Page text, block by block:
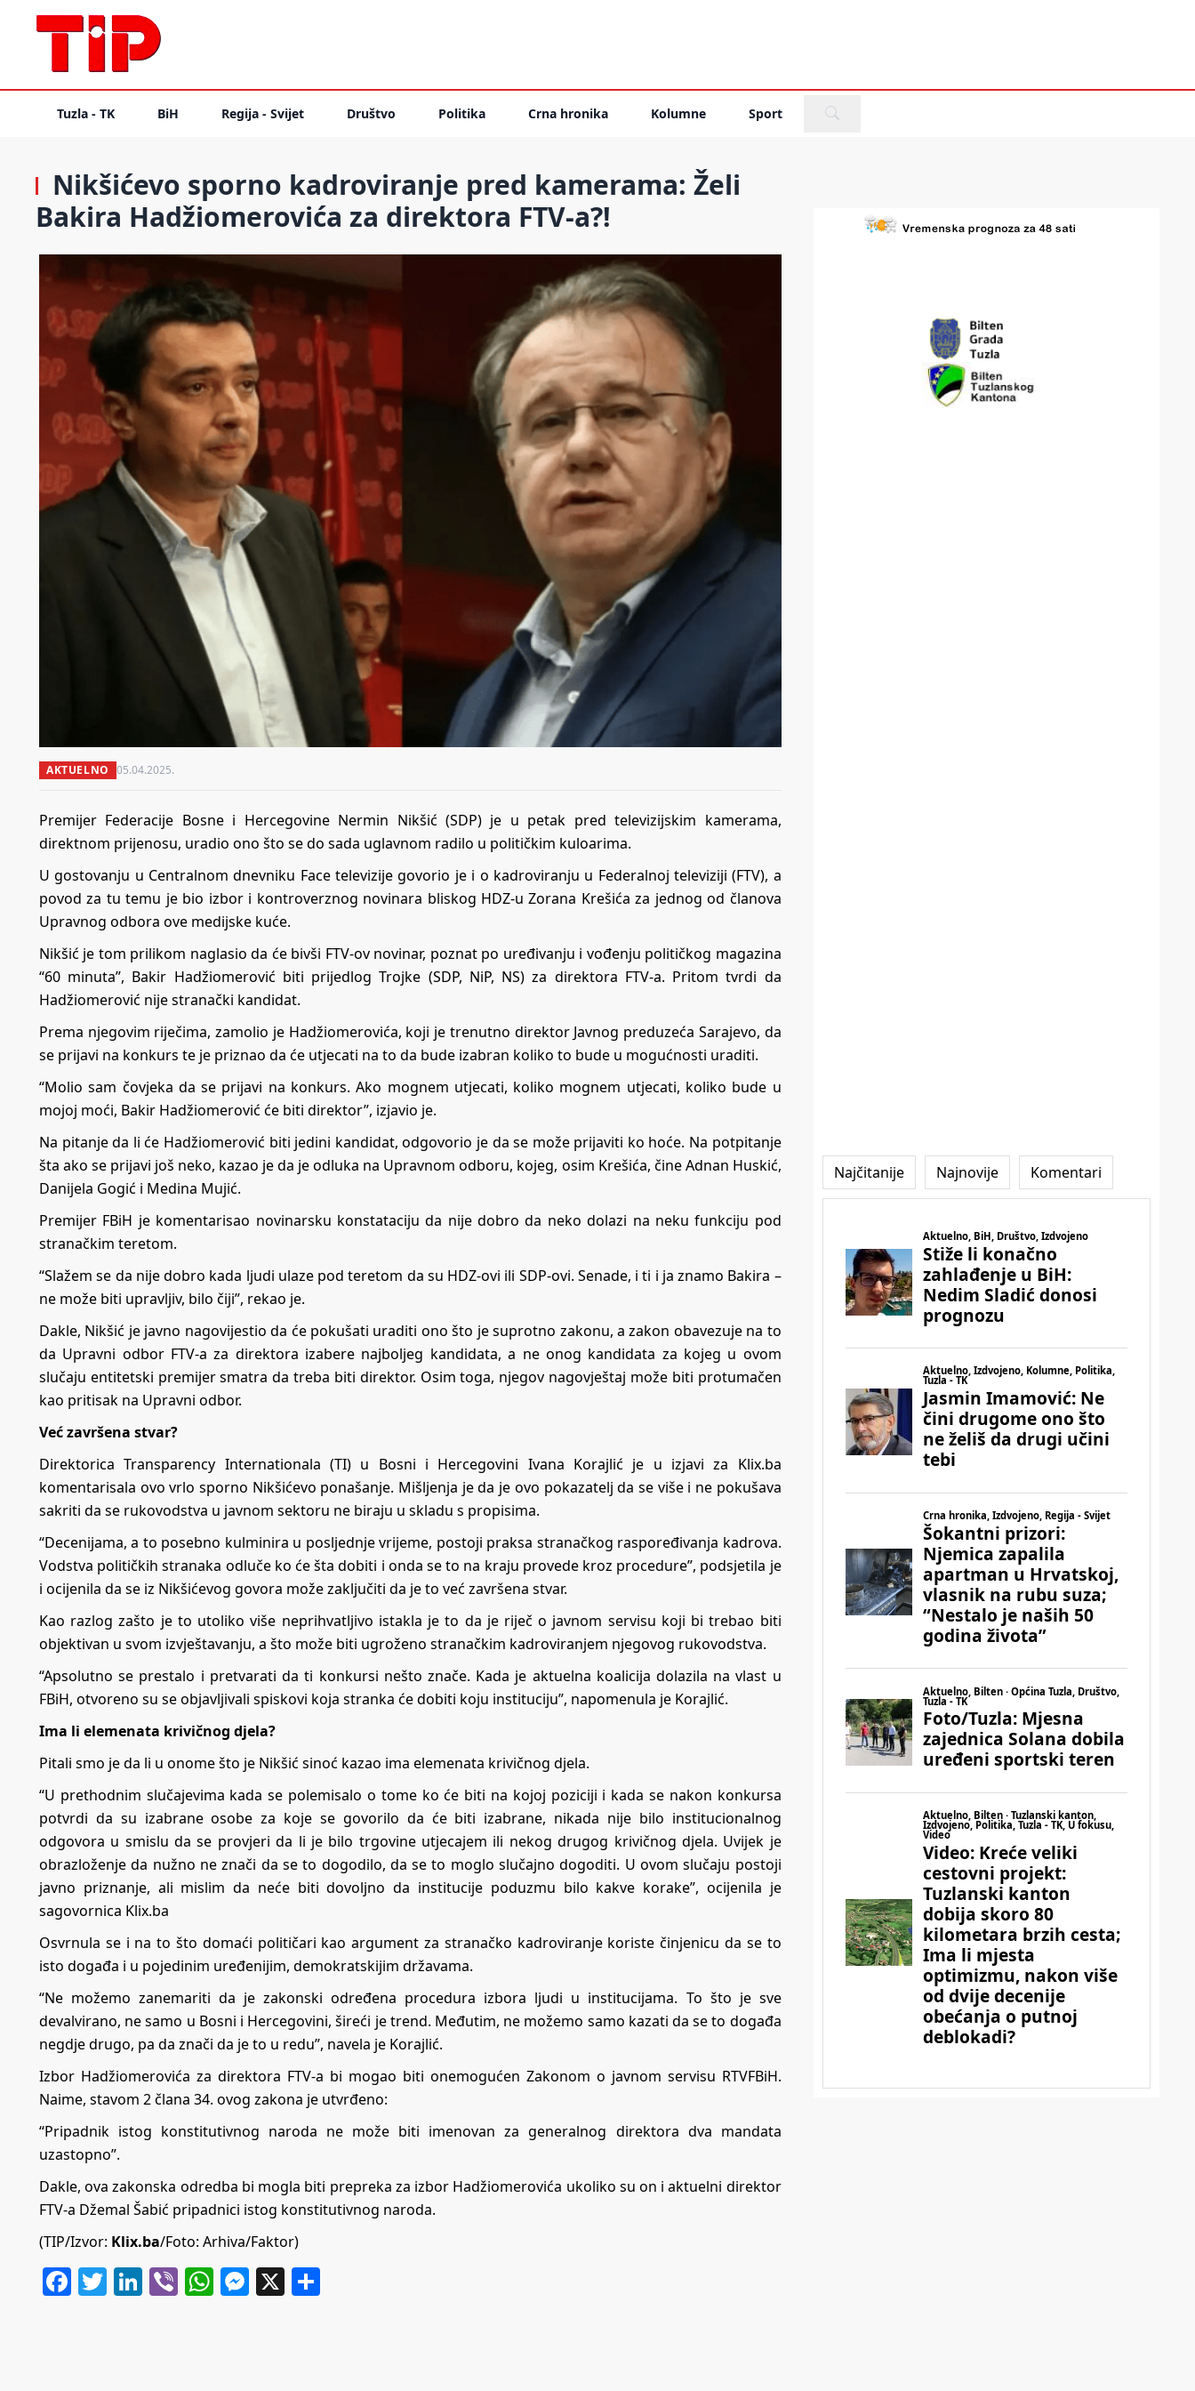
Tuzla - TK BiH Regija - Svijet Društvo Politika Crna hronika Kolumne Sport
Nikšićevo sporno kadroviranje pred kamerama: Želi
Bakira Hadžiomerovića za direktora FTV-a?!
AKTUELNO 05.04.2025.
Premijer Federacije Bosne i Hercegovine Nermin Nikšić (SDP) je u petak pred televizijskim kamerama,
direktnom prijenosu, uradio ono što se do sada uglavnom radilo u političkim kuloarima.
U gostovanju u Centralnom dnevniku Face televizije govorio je i o kadroviranju u Federalnoj televiziji (FTV), a
povod za tu temu je bio izbor i kontroverznog novinara bliskog HDZ-u Zorana Krešića za jednog od članova
Upravnog odbora ove medijske kuće.
Nikšić je tom prilikom naglasio da će bivši FTV-ov novinar, poznat po uređivanju i vođenju političkog magazina
“60 minuta”, Bakir Hadžiomerović biti prijedlog Trojke (SDP, NiP, NS) za direktora FTV-a. Pritom tvrdi da
Hadžiomerović nije stranački kandidat.
Prema njegovim riječima, zamolio je Hadžiomerovića, koji je trenutno direktor Javnog preduzeća Sarajevo, da
se prijavi na konkurs te je priznao da će utjecati na to da bude izabran koliko to bude u mogućnosti uraditi.
“Molio sam čovjeka da se prijavi na konkurs. Ako mognem utjecati, koliko mognem utjecati, koliko bude u
mojoj moći, Bakir Hadžiomerović će biti direktor”, izjavio je.
Na pitanje da li će Hadžiomerović biti jedini kandidat, odgovorio je da se može prijaviti ko hoće. Na potpitanje
šta ako se prijavi još neko, kazao je da je odluka na Upravnom odboru, kojeg, osim Krešića, čine Adnan Huskić,
Danijela Gogić i Medina Mujić.
Premijer FBiH je komentarisao novinarsku konstataciju da nije dobro da neko dolazi na neku funkciju pod
stranačkim teretom.
“Slažem se da nije dobro kada ljudi ulaze pod teretom da su HDZ-ovi ili SDP-ovi. Senade, i ti i ja znamo Bakira –
ne može biti upravljiv, bilo čiji”, rekao je.
Dakle, Nikšić je javno nagovijestio da će pokušati uraditi ono što je suprotno zakonu, a zakon obavezuje na to
da Upravni odbor FTV-a za direktora izabere najboljeg kandidata, a ne onog kandidata za kojeg u ovom
slučaju entitetski premijer smatra da treba biti direktor. Osim toga, njegov nagovještaj može biti protumačen
kao pritisak na Upravni odbor.
Već završena stvar?
Direktorica Transparency Internationala (TI) u Bosni i Hercegovini Ivana Korajlić je u izjavi za Klix.ba
komentarisala ovo vrlo sporno Nikšićevo ponašanje. Mišljenja je da je ovo pokazatelj da se više i ne pokušava
sakriti da se rukovodstva u javnom sektoru ne biraju u skladu s propisima.
“Decenijama, a to posebno kulminira u posljednje vrijeme, postoji praksa stranačkog raspoređivanja kadrova.
Vodstva političkih stranaka odluče ko će šta dobiti i onda se to na kraju provede kroz procedure”, podsjetila je
i ocijenila da se iz Nikšićevog govora može zaključiti da je to već završena stvar.
Kao razlog zašto je to utoliko više neprihvatljivo istakla je to da je riječ o javnom servisu koji bi trebao biti
objektivan u svom izvještavanju, a što može biti ugroženo stranačkim kadroviranjem njegovog rukovodstva.
“Apsolutno se prestalo i pretvarati da ti konkursi nešto znače. Kada je aktuelna koalicija dolazila na vlast u
FBiH, otvoreno su se objavljivali spiskovi koja stranka će dobiti koju instituciju”, napomenula je Korajlić.
Ima li elemenata krivičnog djela?
Pitali smo je da li u onome što je Nikšić sinoć kazao ima elemenata krivičnog djela.
“U prethodnim slučajevima kada se polemisalo o tome ko će biti na kojoj poziciji i kada se nakon konkursa
potvrdi da su izabrane osobe za koje se govorilo da će biti izabrane, nikada nije bilo institucionalnog
odgovora u smislu da se provjeri da li je bilo trgovine utjecajem ili nekog drugog krivičnog djela. Uvijek je
obrazloženje da nužno ne znači da se to dogodilo, da se to moglo slučajno dogoditi. U ovom slučaju postoji
javno priznanje, ali mislim da neće biti dovoljno da institucije poduzmu bilo kakve korake”, ocijenila je
sagovornica Klix.ba
Osvrnula se i na to što domaći političari kao argument za stranačko kadroviranje koriste činjenicu da se to
isto događa i u pojedinim uređenijim, demokratskijim državama.
“Ne možemo zanemariti da je zakonski određena procedura izbora ljudi u institucijama. To što je sve
devalvirano, ne samo u Bosni i Hercegovini, šireći je trend. Međutim, ne možemo samo kazati da se to događa
negdje drugo, pa da znači da je to u redu”, navela je Korajlić.
Izbor Hadžiomerovića za direktora FTV-a bi mogao biti onemogućen Zakonom o javnom servisu RTVFBiH.
Naime, stavom 2 člana 34. ovog zakona je utvrđeno:
“Pripadnik istog konstitutivnog naroda ne može biti imenovan za generalnog direktora dva mandata
uzastopno”.
Dakle, ova zakonska odredba bi mogla biti prepreka za izbor Hadžiomerovića ukoliko su on i aktuelni direktor
FTV-a Džemal Šabić pripadnici istog konstitutivnog naroda.
(TIP/Izvor: Klix.ba/Foto: Arhiva/Faktor)
Facebook
Twitter
LinkedIn
ViberWhatsApp
Messenger
X
Najčitanije Najnovije Komentari